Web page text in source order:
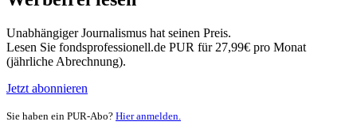
Unabhängiger Journalismus hat seinen Preis.
Lesen Sie fondsprofessionell.de PUR für 27,99€ pro Monat
(jährliche Abrechnung).
Jetzt abonnieren
Sie haben ein PUR-Abo? Hier anmelden.